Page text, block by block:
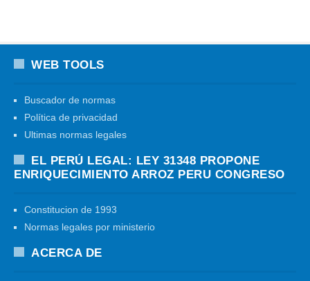
WEB TOOLS
Buscador de normas
Política de privacidad
Ultimas normas legales
EL PERÚ LEGAL: LEY 31348 PROPONE
ENRIQUECIMIENTO ARROZ PERU CONGRESO
Constitucion de 1993
Normas legales por ministerio
ACERCA DE